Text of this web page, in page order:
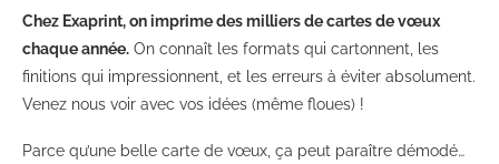
Chez Exaprint, on imprime des milliers de cartes de vœux
chaque année. On connaît les formats qui cartonnent, les
finitions qui impressionnent, et les erreurs à éviter absolument.
Venez nous voir avec vos idées (même floues) !
Parce qu’une belle carte de vœux, ça peut paraître démodé…